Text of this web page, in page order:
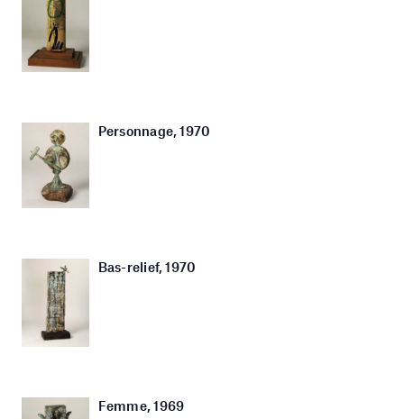
Personnage, 1970
Bas-relief, 1970
Femme, 1969